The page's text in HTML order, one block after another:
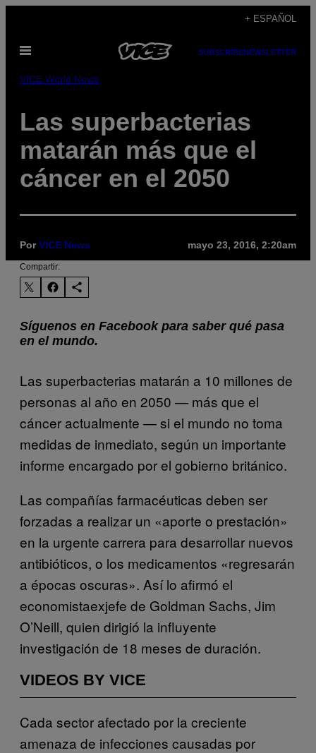
contenido
+ ESPAÑOL
Abrir
SUBSCRIBENEWSLETTER
VICE World News
Las superbacterias
matarán más que el
cáncer en el 2050
PorVICE News mayo 23, 2016, 2:20am
Compartir:
Síguenos en Facebook para saber qué pasa
en el mundo.
Las superbacterias matarán a 10 millones de
personas al año en 2050 — más que el
cáncer actualmente — si el mundo no toma
medidas de inmediato, según un importante
informe encargado por el gobierno británico.
Las compañías farmacéuticas deben ser
forzadas a realizar un «aporte o prestación»
en la urgente carrera para desarrollar nuevos
antibióticos, o los medicamentos «regresarán
a épocas oscuras». Así lo afirmó el
economistaexjefe de Goldman Sachs, Jim
O’Neill, quien dirigió la influyente
investigación de 18 meses de duración.
VIDEOS BY VICE
Cada sector afectado por la creciente
amenaza de infecciones causadas por